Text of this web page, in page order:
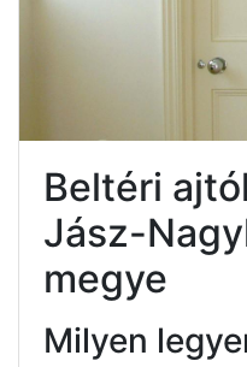
Beltéri
Jász-
megye
Milyen